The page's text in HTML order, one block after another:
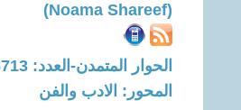
(Noama Shareef)
الحوار المتمدن-العدد: 6713 - 2020 / 10 / 24 - 08:18
المحور: الادب والفن